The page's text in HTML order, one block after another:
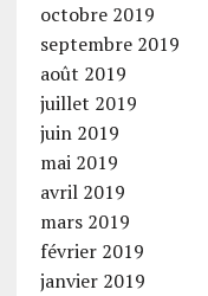
octobre 2019
septembre 2019
août 2019
juillet 2019
juin 2019
mai 2019
avril 2019
mars 2019
février 2019
janvier 2019